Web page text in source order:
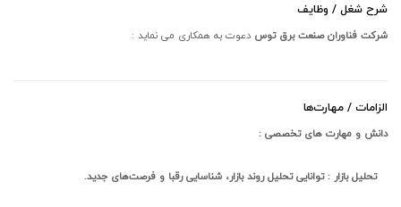
شرح شغل / وظایف
شرکت فناوران صنعت برق توس دعوت به همکاری می نماید :
الزامات / مهارت‌ها
دانش و مهارت های تخصصی :
تحلیل بازار : توانایی تحلیل روند بازار، شناسایی رقبا و فرصت‌های جدید.